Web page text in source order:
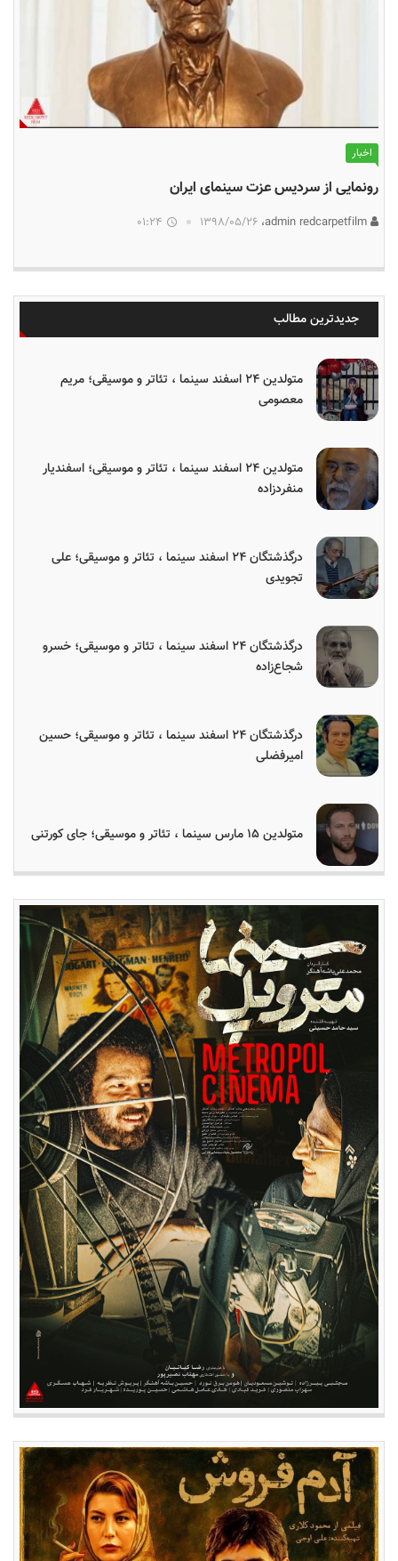
اخبار
رونمایی از سردیس عزت سینمای ایران
۱۳۹۸/۰۵/۲۶ 01:24
جدیدترین مطالب
متولدین ۲۴ اسفند سینما ، تئاتر و موسیقی؛ مریم
معصومی
متولدین ۲۴ اسفند سینما ، تئاتر و موسیقی؛ اسفندیار
منفردزاده
درگذشتگان ۲۴ اسفند سینما ، تئاتر و موسیقی؛ علی
تجویدی
درگذشتگان ۲۴ اسفند سینما ، تئاتر و موسیقی؛ خسرو
شجاع‌زاده
درگذشتگان ۲۴ اسفند سینما ، تئاتر و موسیقی؛ حسین
امیرفضلی
متولدین ۱۵ مارس سینما ، تئاتر و موسیقی؛ جای کورتنی